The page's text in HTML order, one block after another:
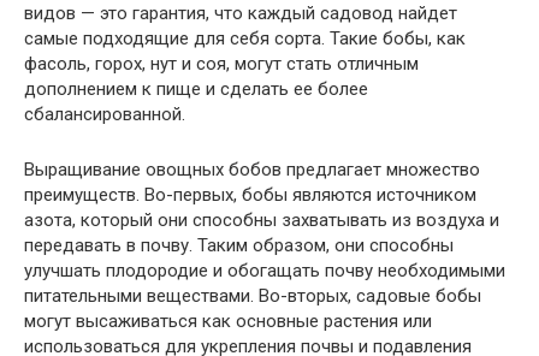
видов — это гарантия, что каждый садовод найдет
самые подходящие для себя сорта. Такие бобы, как
фасоль, горох, нут и соя, могут стать отличным
дополнением к пище и сделать ее более
сбалансированной.
Выращивание овощных бобов предлагает множество
преимуществ. Во-первых, бобы являются источником
азота, который они способны захватывать из воздуха и
передавать в почву. Таким образом, они способны
улучшать плодородие и обогащать почву необходимыми
питательными веществами. Во-вторых, садовые бобы
могут высаживаться как основные растения или
использоваться для укрепления почвы и подавления